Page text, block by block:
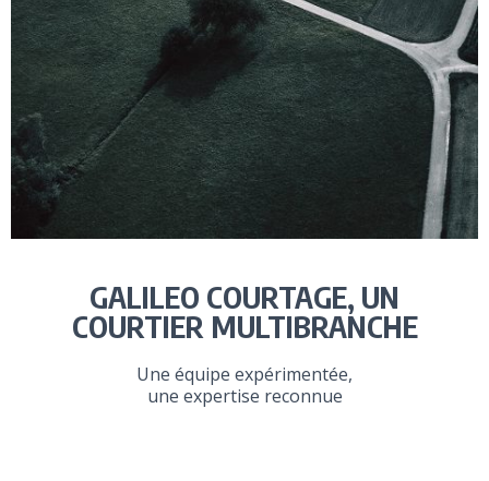
GALILEO COURTAGE, UN
COURTIER MULTIBRANCHE
Une équipe expérimentée,
une expertise reconnue